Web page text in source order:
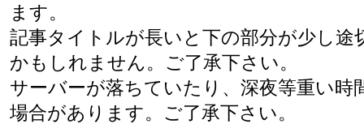
ます。
記事タイトルが長いと下の部分が少し
かもしれません。ご了承下さい。
サーバーが落ちていたり、深夜等重い時
場合があります。ご了承下さい。